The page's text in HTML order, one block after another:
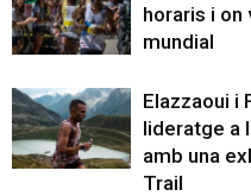
horaris i on
mundial
Elazzaoui i
lideratge a
amb una
Trail